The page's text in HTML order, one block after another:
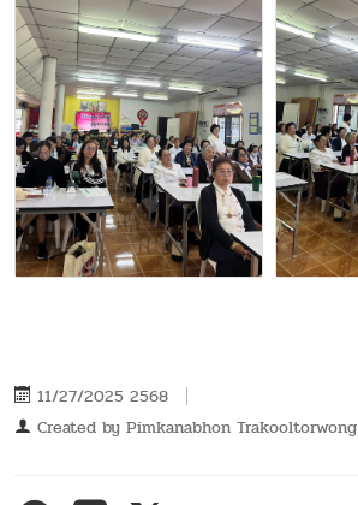
11/27/2025 2568
Created by Pimkanabhon Trakooltorwong